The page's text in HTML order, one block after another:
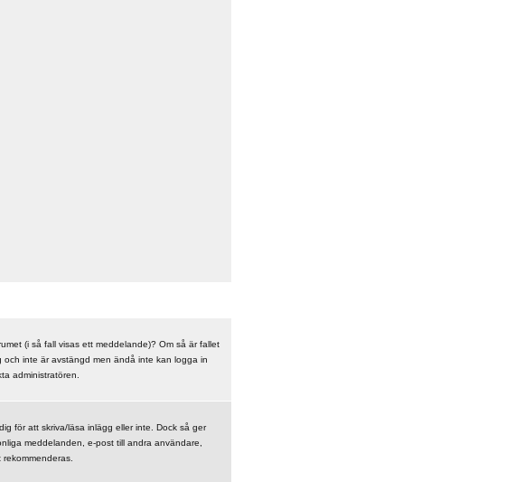
(i så fall visas ett meddelande)? Om så är fallet
och inte är avstängd men ändå inte kan logga in
administratören.
för att skriva/läsa inlägg eller inte. Dock så ger
meddelanden, e-post till andra användare,